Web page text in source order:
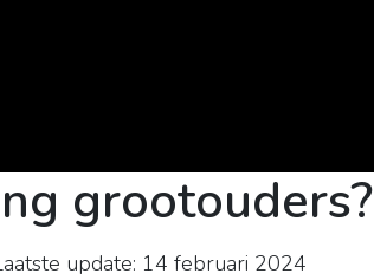
grootouders?
update: 14 februari 2024